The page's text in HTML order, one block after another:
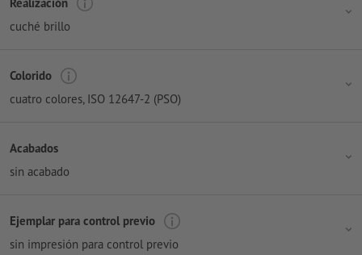
cuché brillo
Colorido
cuatro colores, ISO 12647-2 (PSO)
Acabados
sin acabado
Ejemplar para control previo
sin impresión para control previo